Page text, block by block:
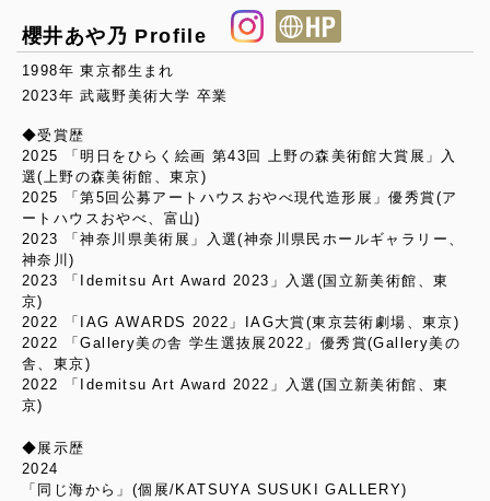
櫻井あや乃 Profile
1998年 東京都生まれ
2023年 武蔵野美術大学 卒業
◆受賞歴
2025 「明日をひらく絵画 第43回 上野の森美術館大賞展」入
選(上野の森美術館、東京)
2025 「第5回公募アートハウスおやべ現代造形展」優秀賞(ア
ートハウスおやべ、富山)
2023 「神奈川県美術展」入選(神奈川県民ホールギャラリー、
神奈川)
2023 「Idemitsu Art Award 2023」入選(国立新美術館、東
京)
2022 「IAG AWARDS 2022」IAG大賞(東京芸術劇場、東京)
2022 「Gallery美の舎 学生選抜展2022」優秀賞(Gallery美の
舎、東京)
2022 「Idemitsu Art Award 2022」入選(国立新美術館、東
京)
◆展示歴
2024
「同じ海から」(個展/KATSUYA SUSUKI GALLERY)